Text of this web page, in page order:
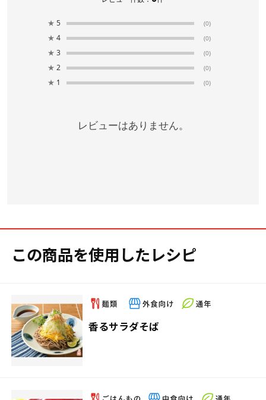
★ 5 (0)
★ 4 (0)
★ 3 (0)
★ 2 (0)
★ 1 (0)
レビューはありません。
この商品を使用したレシピ
香るサラダそば